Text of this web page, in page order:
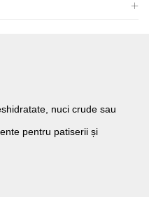
nuci crude sau
pentru patiserii și